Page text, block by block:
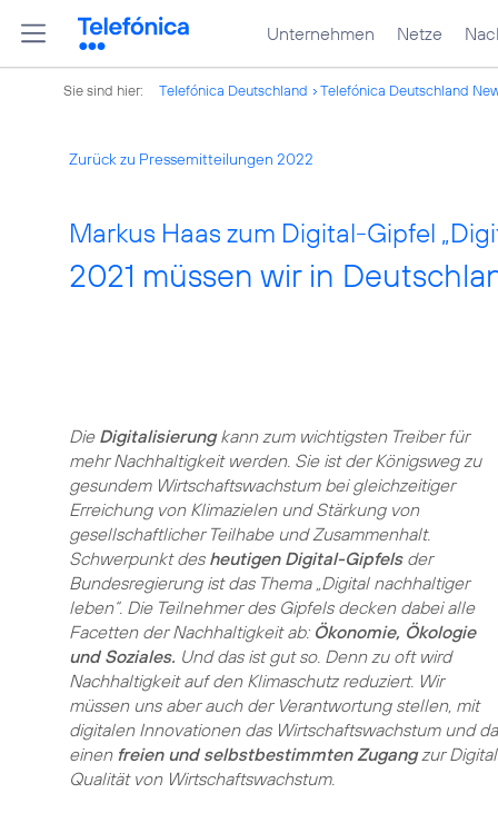
Unternehmen Netze
Sie sind hier: Telefónica Deutschland Telefónica Deutschland
Zurück zu Pressemitteilungen 2022
Markus Haas zum Digital-Gipfel
2021 müssen wir in
Die Digitalisierungkann zum wichtigsten Treiber für
mehr Nachhaltigkeit werden. Sie ist der Königsweg zu
gesundem Wirtschaftswachstum bei gleichzeitiger
Erreichung von Klimazielen und Stärkung von
gesellschaftlicher Teilhabe und Zusammenhalt.
Schwerpunkt des heutigen Digital-Gipfelsder
Bundesregierung ist das Thema „Digital nachhaltiger
leben“. Die Teilnehmer des Gipfels decken dabei alle
Facetten der Nachhaltigkeit ab: Ökonomie, Ökologie
und Soziales. Und das ist gut so. Denn zu oft wird
Nachhaltigkeit auf den Klimaschutz reduziert. Wir
müssen uns aber auch der Verantwortung stellen, mit
digitalen Innovationen das Wirtschaftswachstum und
einen freien und selbstbestimmten Zugangzur
Qualität von Wirtschaftswachstum.